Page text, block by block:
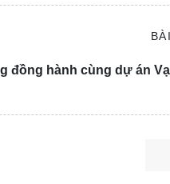
đồng hành cùng dự án